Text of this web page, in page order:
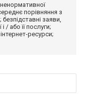
порівняння з
заяви,
/ або її послуги;
ресурси;